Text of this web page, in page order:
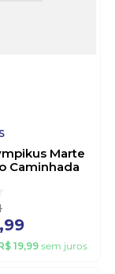
Marte
Caminhada
,99
19,99 sem juros